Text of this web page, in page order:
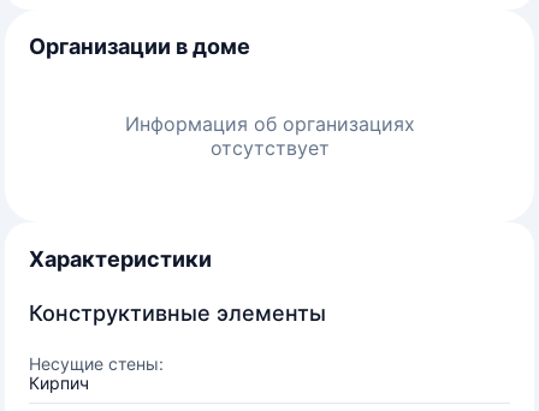
Организации в доме
Информация об организациях
отсутствует
Характеристики
Конструктивные элементы
Несущие стены:
Кирпич